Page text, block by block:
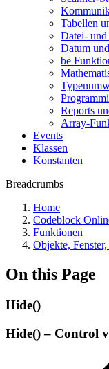
Tabellen
Datei-
Datum
be
Reports
Array-
Events
Klassen
Konstanten
Breadcrumbs
Home
Codeblock
Funktionen
Objekte,
On this Page
Hide()
Hide() – Control